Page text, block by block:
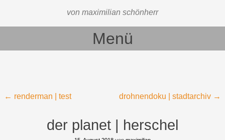
von maximilian schönherr
Menü
Beitragsnavigation
← renderman | test drohnendoku | stadtarchiv →
der planet | herschel